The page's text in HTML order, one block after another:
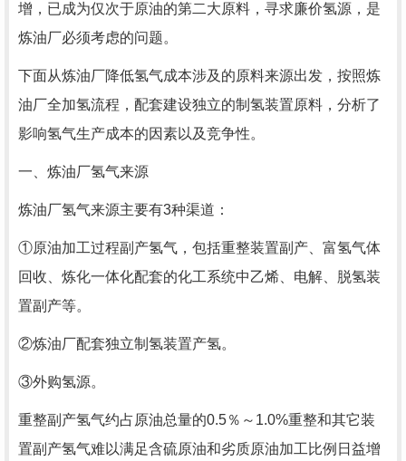
增，已成为仅次于原油的第二大原料，寻求廉价氢源，是
炼油厂必须考虑的问题。
下面从炼油厂降低氢气成本涉及的原料来源出发，按照炼
油厂全加氢流程，配套建设独立的制氢装置原料，分析了
影响氢气生产成本的因素以及竞争性。
一、炼油厂氢气来源
炼油厂氢气来源主要有3种渠道：
①原油加工过程副产氢气，包括重整装置副产、富氢气体
回收、炼化一体化配套的化工系统中乙烯、电解、脱氢装
置副产等。
②炼油厂配套独立制氢装置产氢。
③外购氢源。
重整副产氢气约占原油总量的0.5％～1.0%重整和其它装
置副产氢气难以满足含硫原油和劣质原油加工比例日益增